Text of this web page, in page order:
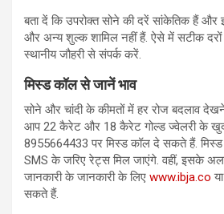
बता दें कि उपरोक्त सोने की दरें सांकेतिक हैं और
और अन्य शुल्क शामिल नहीं हैं. ऐसे में सटीक
स्थानीय जौहरी से संपर्क करें.
मिस्ड कॉल से जानें भाव
सोने और चांदी के कीमतों में हर रोज बदलाव
आप 22 कैरेट और 18 कैरेट गोल्ड ज्वेलरी के
8955664433 पर मिस्ड कॉल दे सकते हैं.
SMS के जरिए रेट्स मिल जाएंगे. वहीं, इसके
जानकारी के जानकारी के लिए www.ibja.co
सकते हैं.